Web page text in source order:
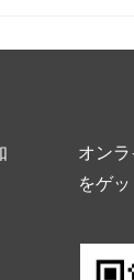
オン
をゲ